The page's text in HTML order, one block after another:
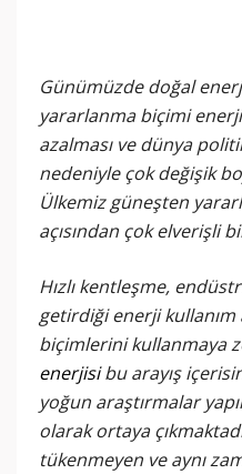
Günümüzde doğal
yararlanma biçimi
azalması ve dünya
nedeniyle çok değişik
Ülkemiz güneşten
açısından çok elverişli
Hızlı kentleşme,
getirdiği enerji kullanım
biçimlerini kullanmaya
enerjisibu arayış
yoğun araştırmalar
olarak ortaya
tükenmeyen ve aynı